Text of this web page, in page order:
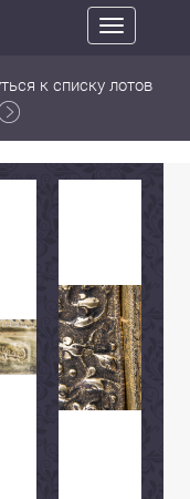
Toggle
navigation
к списку лотов